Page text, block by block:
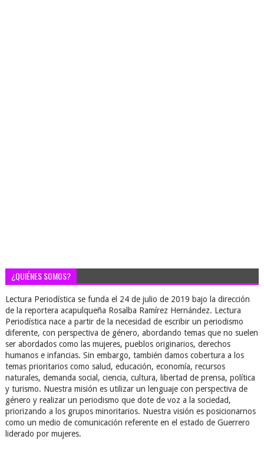
¿QUIÉNES SOMOS?
Lectura Periodística se funda el 24 de julio de 2019 bajo la dirección
de la reportera acapulqueña Rosalba Ramírez Hernández. Lectura
Periodística nace a partir de la necesidad de escribir un periodismo
diferente, con perspectiva de género, abordando temas que no suelen
ser abordados como las mujeres, pueblos originarios, derechos
humanos e infancias. Sin embargo, también damos cobertura a los
temas prioritarios como salud, educación, economía, recursos
naturales, demanda social, ciencia, cultura, libertad de prensa, política
y turismo. Nuestra misión es utilizar un lenguaje con perspectiva de
género y realizar un periodismo que dote de voz a la sociedad,
priorizando a los grupos minoritarios. Nuestra visión es posicionarnos
como un medio de comunicación referente en el estado de Guerrero
liderado por mujeres.